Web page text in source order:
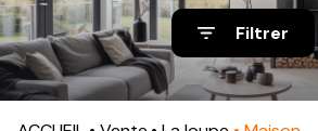
ACCUEIL
VENTES
BIENS
Filtrer